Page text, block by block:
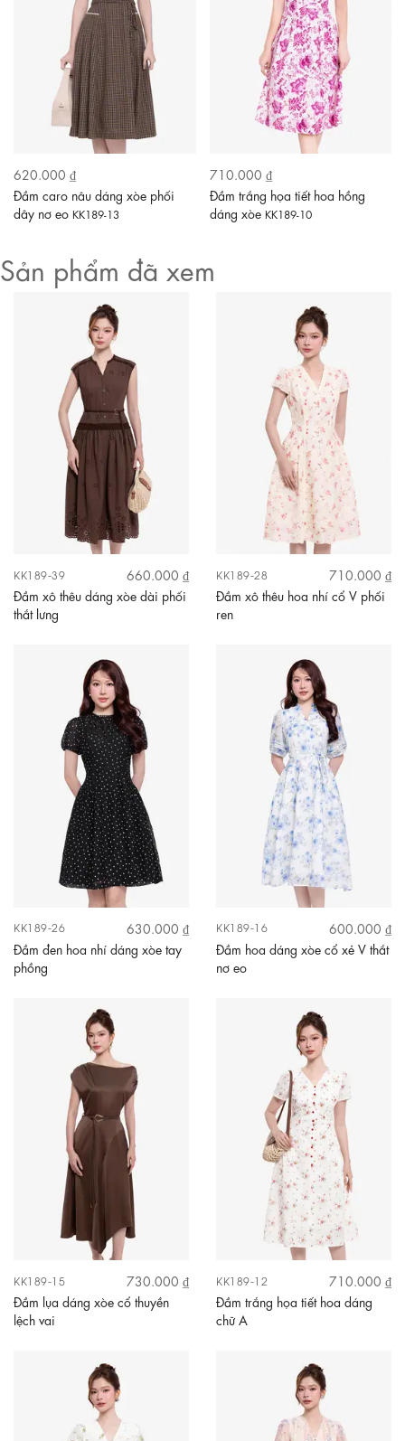
620.000 ₫
Đầm caro nâu dáng xòe phối
dây nơ eo KK189-13
710.000 ₫
Đầm trắng họa tiết hoa hồng
dáng xòe KK189-10
Sản phẩm đã xem
KK189-39
660.000 ₫
Đầm xô thêu dáng xòe dài phối
thắt lưng
KK189-28
710.000 ₫
Đầm xô thêu hoa nhí cổ V phối
ren
KK189-26
630.000 ₫
Đầm đen hoa nhí dáng xòe tay
phồng
KK189-16
600.000 ₫
Đầm hoa dáng xòe cổ xẻ V thắt
nơ eo
KK189-15
730.000 ₫
Đầm lụa dáng xòe cổ thuyền
lệch vai
KK189-12
710.000 ₫
Đầm trắng họa tiết hoa dáng
chữ A